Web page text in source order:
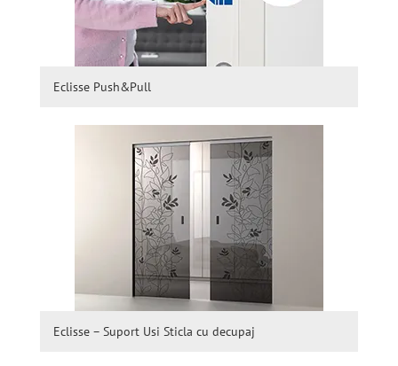
Eclisse Push&Pull
Eclisse – Suport Usi Sticla cu decupaj